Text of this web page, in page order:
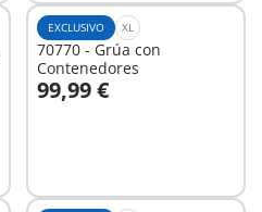
EXCLUSIVO XL
70770 - Grúa con
Contenedores
99,99 €
A la cesta